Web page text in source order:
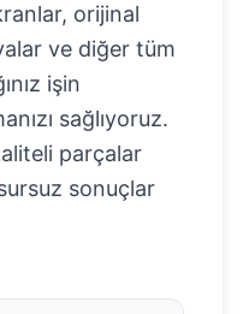
orijinal
ve diğer tüm
işin
sağlıyoruz.
parçalar
sonuçlar